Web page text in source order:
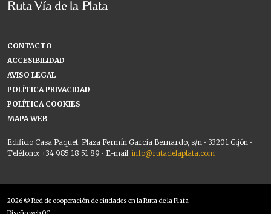
CONTACTO
ACCESIBILIDAD
AVISO LEGAL
POLÍTICA PRIVACIDAD
POLÍTICA COOKIES
MAPA WEB
Edificio Casa Paquet. Plaza Fermín García Bernardo, s/n • 33201 Gijón •
Teléfono: +34 985 18 51 89 • E-mail: info@rutadelaplata.com
2026 © Red de cooperación de ciudades en la Ruta de la Plata